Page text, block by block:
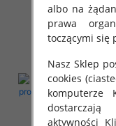
albo na
prawa
toczącymi się
Nasz Sklep
cookies
aktywności